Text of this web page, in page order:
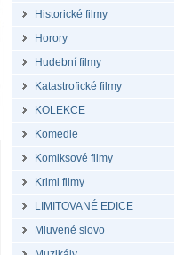
Historické filmy
Horory
Hudební filmy
Katastrofické filmy
KOLEKCE
Komedie
Komiksové filmy
Krimi filmy
LIMITOVANÉ EDICE
Mluvené slovo